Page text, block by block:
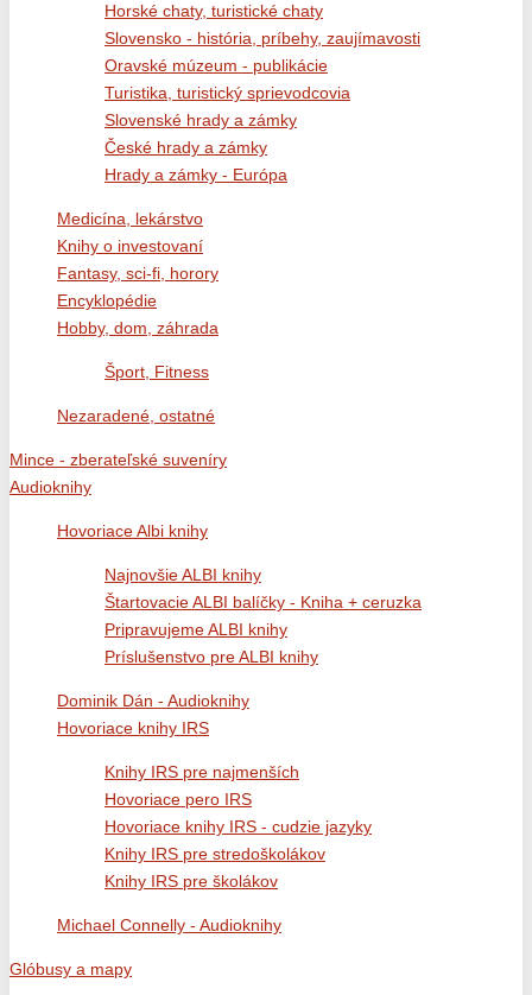
Horské chaty, turistické chaty
Slovensko - história, príbehy, zaujímavosti
Oravské múzeum - publikácie
Turistika, turistický sprievodcovia
Slovenské hrady a zámky
České hrady a zámky
Hrady a zámky - Európa
Medicína, lekárstvo
Knihy o investovaní
Fantasy, sci-fi, horory
Encyklopédie
Hobby, dom, záhrada
Šport, Fitness
Nezaradené, ostatné
Mince - zberateľské suveníry
Audioknihy
Hovoriace Albi knihy
Najnovšie ALBI knihy
Štartovacie ALBI balíčky - Kniha + ceruzka
Pripravujeme ALBI knihy
Príslušenstvo pre ALBI knihy
Dominik Dán - Audioknihy
Hovoriace knihy IRS
Knihy IRS pre najmenších
Hovoriace pero IRS
Hovoriace knihy IRS - cudzie jazyky
Knihy IRS pre stredoškolákov
Knihy IRS pre školákov
Michael Connelly - Audioknihy
Glóbusy a mapy